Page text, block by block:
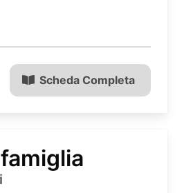
Scheda Completa